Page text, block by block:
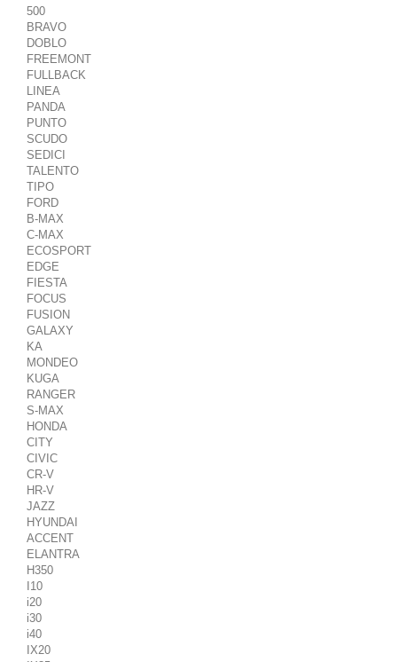
500
BRAVO
DOBLO
FREEMONT
FULLBACK
LINEA
PANDA
PUNTO
SCUDO
SEDICI
TALENTO
TIPO
FORD
B-MAX
C-MAX
ECOSPORT
EDGE
FIESTA
FOCUS
FUSION
GALAXY
KA
MONDEO
KUGA
RANGER
S-MAX
HONDA
CITY
CIVIC
CR-V
HR-V
JAZZ
HYUNDAI
ACCENT
ELANTRA
H350
I10
i20
i30
i40
IX20